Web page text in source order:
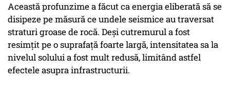
Această profunzime a făcut ca energia eliberată să se
disipeze pe măsură ce undele seismice au traversat
straturi groase de rocă. Deși cutremurul a fost
resimțit pe o suprafață foarte largă, intensitatea sa la
nivelul solului a fost mult redusă, limitând astfel
efectele asupra infrastructurii.